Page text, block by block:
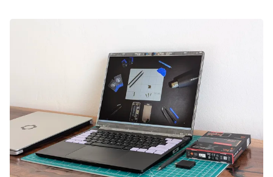
heures selon les tests officiels.